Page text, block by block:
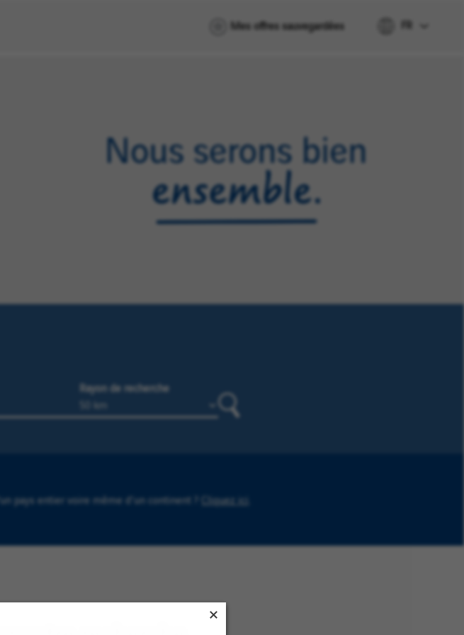
Mes offres sauvegardées FR
Rayon de recherche
pays entier voire même d'un continent ? Cliquez ici